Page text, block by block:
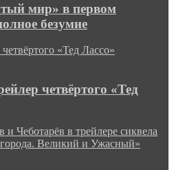
мир» в первом
безумие
«Тед Лассо»
четвёртого «Тед
Чеботарёв в трейлере сиквела
Великий и Ужасный»